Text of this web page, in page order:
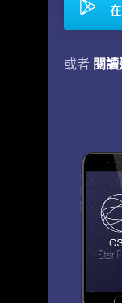
或者 閱